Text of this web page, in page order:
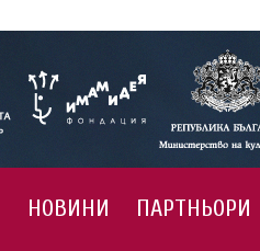
НОВИНИ ПАРТНЬОРИ